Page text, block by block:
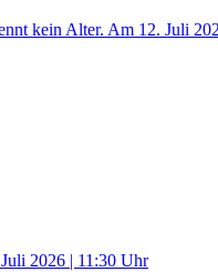
kein Alter. Am 12. Juli
2026 | 11:30 Uhr